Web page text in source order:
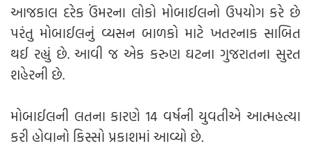
આજકાલ દરેક ઉંમરના લોકો મોબાઈલનો ઉપયોગ કરે છે
પરંતુ મોબાઈલનું વ્યસન બાળકો માટે ખતરનાક સાબિત
થઈ રહ્યું છે. આવી જ એક કરુણ ઘટના ગુજરાતના સુરત
શહેરની છે.
મોબાઈલની લતના કારણે 14 વર્ષની યુવતીએ આત્મહત્યા
કરી હોવાનો કિસ્સો પ્રકાશમાં આવ્યો છે.